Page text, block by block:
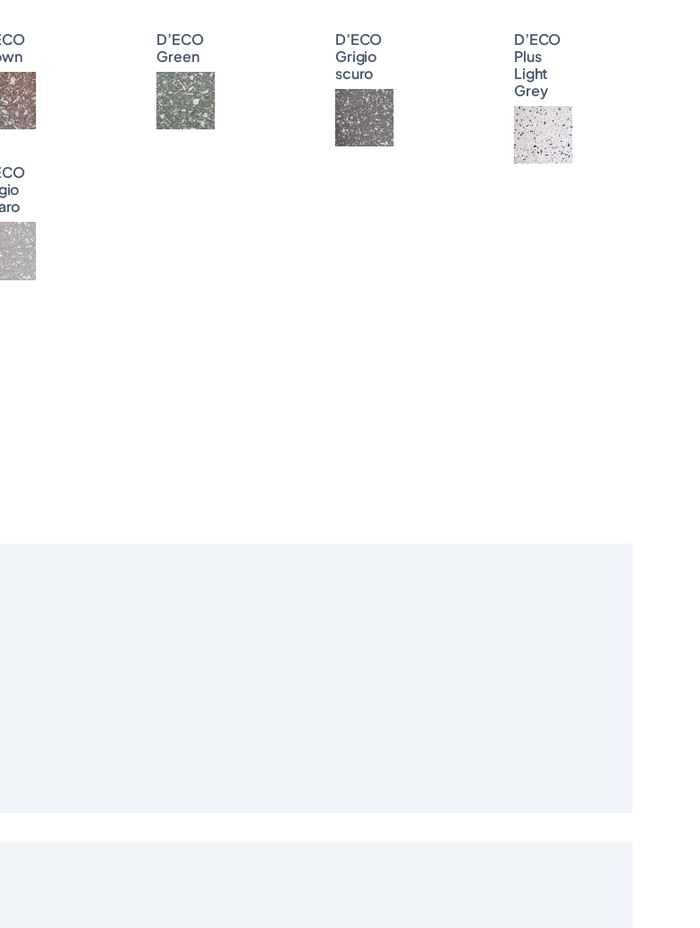
D’ECO
Green
D’ECO
Grigio
scuro
D’ECO
Plus
Light
Grey